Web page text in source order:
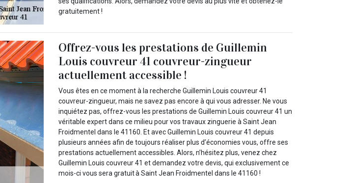
gratuitement !
Offrez-vous les prestations de Guillemin
Louis couvreur 41 couvreur-zingueur
actuellement accessible !
Vous êtes en ce moment à la recherche Guillemin Louis couvreur 41
couvreur-zingueur, mais ne savez pas encore à qui vous adresser. Ne vous
inquiétez pas, offrez-vous les prestations de Guillemin Louis couvreur 41 un
véritable expert dans ce milieu pour vos travaux zinguerie à Saint Jean
Froidmentel dans le 41160. Et avec Guillemin Louis couvreur 41 depuis
plusieurs années afin de toujours réaliser plus d’économies vous, offre ses
prestations actuellement accessibles. Alors, n’hésitez plus, venez chez
Guillemin Louis couvreur 41 et demandez votre devis, qui exclusivement ce
mois-ci vous sera gratuit à Saint Jean Froidmentel dans le 41160 !